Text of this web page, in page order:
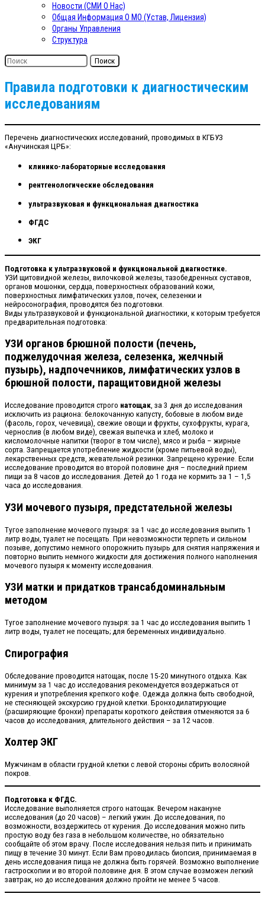
Новости (СМИ О Нас)
Общая Информация О МО (Устав, Лицензия)
Органы Управления
Структура
Поиск
Правила подготовки к диагностическим
исследованиям
Перечень диагностических исследований, проводимых в КГБУЗ
«Анучинская ЦРБ»:
клинико-лабораторные исследования
рентгенологические обследования
ультразвуковая и функциональная диагностика
ФГДС
ЭКГ
Подготовка к ультразвуковой и функциональной диагностике.
УЗИ щитовидной железы, вилочковой железы, тазобедренных суставов,
органов мошонки, сердца, поверхностных образований кожи,
поверхностных лимфатических узлов, почек, селезенки и
нейросонография, проводятся без подготовки.
Виды ультразвуковой и функциональной диагностики, к которым требуется
предварительная подготовка:
УЗИ органов брюшной полости (печень,
поджелудочная железа, селезенка, желчный
пузырь), надпочечников, лимфатических узлов в
брюшной полости, паращитовидной железы
Исследование проводится строго натощак, за 3 дня до исследования
исключить из рациона: белокочанную капусту, бобовые в любом виде
(фасоль, горох, чечевица), свежие овощи и фрукты, сухофрукты, курага,
чернослив (в любом виде), свежая выпечка и хлеб, молоко и
кисломолочные напитки (творог в том числе), мясо и рыба – жирные
сорта. Запрещается употребление жидкости (кроме питьевой воды),
лекарственных средств, жевательной резинки. Запрещено курение. Если
исследование проводится во второй половине дня – последний прием
пищи за 8 часов до исследования. Детей до 1 года не кормить за 1 – 1,5
часа до исследования.
УЗИ мочевого пузыря, предстательной железы
Тугое заполнение мочевого пузыря: за 1 час до исследования выпить 1
литр воды, туалет не посещать. При невозможности терпеть и сильном
позыве, допустимо немного опорожнить пузырь для снятия напряжения и
повторно выпить немного жидкости для достижения полного наполнения
мочевого пузыря к моменту исследования.
УЗИ матки и придатков трансабдоминальным
методом
Тугое заполнение мочевого пузыря: за 1 час до исследования выпить 1
литр воды, туалет не посещать; для беременных индивидуально.
Спирография
Обследование проводится натощак, после 15-20 минутного отдыха. Как
минимум за 1 час до исследования рекомендуется воздержаться от
курения и употребления крепкого кофе. Одежда должна быть свободной,
не стесняющей экскурсию грудной клетки. Бронходилатирующие
(расширяющие бронхи) препараты короткого действия отменяются за 6
часов до исследования, длительного действия – за 12 часов.
Холтер ЭКГ
Мужчинам в области грудной клетки с левой стороны сбрить волосяной
покров.
Подготовка к ФГДС.
Исследование выполняется строго натощак. Вечером накануне
исследования (до 20 часов) – легкий ужин. До исследования, по
возможности, воздержитесь от курения. До исследования можно пить
простую воду без газа в небольшом количестве, но обязательно
сообщайте об этом врачу. После исследования нельзя пить и принимать
пищу в течение 30 минут. Если Вам проводилась биопсия, принимаемая в
день исследования пища не должна быть горячей. Возможно выполнение
гастроскопии и во второй половине дня. В этом случае возможен легкий
завтрак, но до исследования должно пройти не менее 5 часов.